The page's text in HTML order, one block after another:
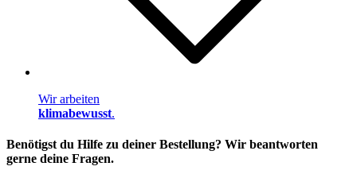
Wir arbeiten
klimabewusst.
Benötigst du Hilfe zu deiner Bestellung? Wir beantworten
gerne deine Fragen.